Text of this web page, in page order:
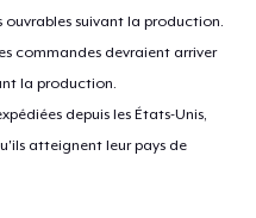
ouvrables suivant la production.
commandes devraient arriver
la production.
depuis les États-Unis,
atteignent leur pays de